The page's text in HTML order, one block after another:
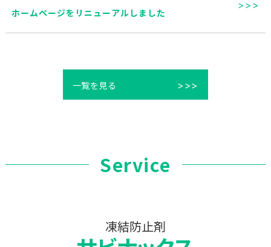
ホームページをリニューアルしました
>>>
一覧を見る >>>
Service
凍結防止剤